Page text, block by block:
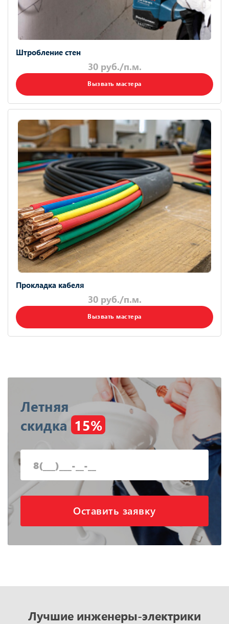
Штробление стен
30 руб./п.м.
Вызвать мастера
Прокладка кабеля
30 руб./п.м.
Вызвать мастера
Летняя
скидка 15%
Оставить заявку
Лучшие инженеры-электрики